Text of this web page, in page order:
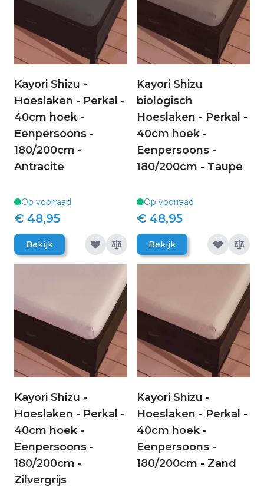
Kayori Shizu -
Hoeslaken - Perkal -
40cm hoek -
Eenpersoons -
180/200cm -
Antracite
Op voorraad
€ 48,95
Bekijk
Kayori Shizu
biologisch
Hoeslaken - Perkal -
40cm hoek -
Eenpersoons -
180/200cm - Taupe
Op voorraad
€ 48,95
Bekijk
Kayori Shizu -
Hoeslaken - Perkal -
40cm hoek -
Eenpersoons -
180/200cm -
Zilvergrijs
Kayori Shizu -
Hoeslaken - Perkal -
40cm hoek -
Eenpersoons -
180/200cm - Zand